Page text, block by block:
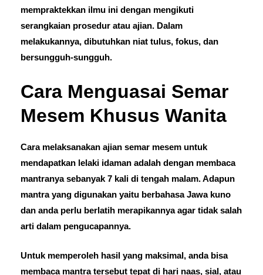
mempraktekkan ilmu ini dengan mengikuti
serangkaian prosedur atau ajian. Dalam
melakukannya, dibutuhkan niat tulus, fokus, dan
bersungguh-sungguh.
Cara Menguasai Semar
Mesem Khusus Wanita
Cara melaksanakan ajian semar mesem untuk
mendapatkan lelaki idaman adalah dengan membaca
mantranya sebanyak 7 kali di tengah malam. Adapun
mantra yang digunakan yaitu berbahasa Jawa kuno
dan anda perlu berlatih merapikannya agar tidak salah
arti dalam pengucapannya.
Untuk memperoleh hasil yang maksimal, anda bisa
membaca mantra tersebut tepat di hari naas, sial, atau